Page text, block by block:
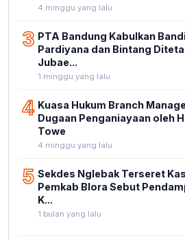
4 minggu yang lalu
3 PTA Bandung Kabulkan
Pardiyana dan Bintang
Jubae...
1 minggu yang lalu
4 Kuasa Hukum Branch
Dugaan Penganiayaan oleh
Towe
4 minggu yang lalu
5 Sekdes Nglebak Terseret
Pemkab Blora Sebut
K...
1 bulan yang lalu